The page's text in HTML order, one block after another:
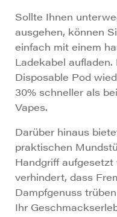
Sollte Ihnen
ausgehen, können
einfach mit einem
Ladekabel
Disposable Pod
30% schneller als
Vapes.
Darüber hinaus
praktischen
Handgriff
verhindert, dass
Dampfgenuss
Ihr